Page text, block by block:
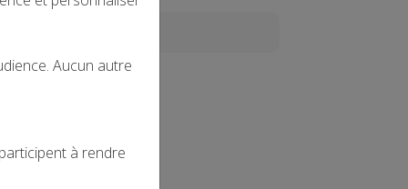
Aucun autre
à rendre